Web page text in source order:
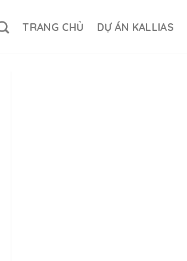
TRANG CHỦ DỰ ÁN KALLIAS